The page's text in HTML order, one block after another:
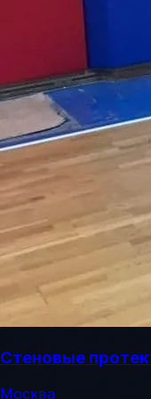
Стеновые
Москва